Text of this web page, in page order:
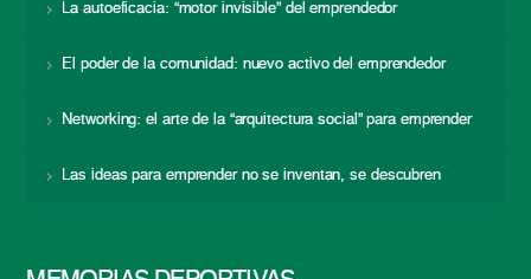
La autoeficacia: “motor invisible” del emprendedor
El poder de la comunidad: nuevo activo del emprendedor
Networking: el arte de la “arquitectura social” para emprender
Las ideas para emprender no se inventan, se descubren